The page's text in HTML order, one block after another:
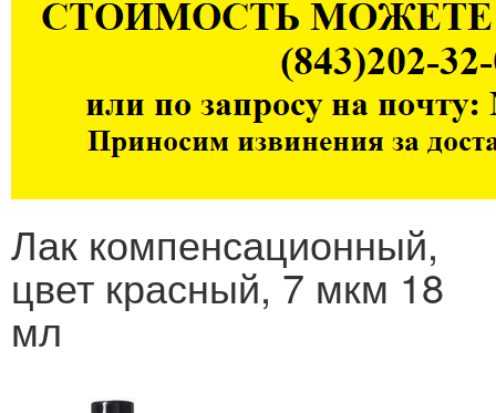
Лак компенсационный,
цвет красный, 7 мкм 18
мл